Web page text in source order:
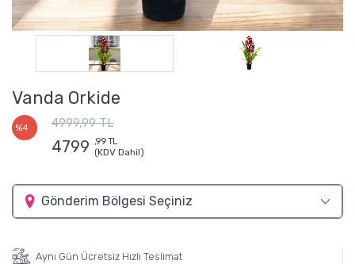
Vanda Orkide
%4 4999,99 TL
4799 ,99 TL
(KDV Dahil)
Gönderim Bölgesi Seçiniz
Aynı Gün Ücretsiz Hızlı Teslimat